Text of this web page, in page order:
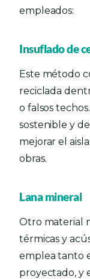
empleados:
Insuflado de
Este método
reciclada
o falsos
sostenible y
mejorar el
obras.
Lana mineral
Otro material
térmicas y
emplea tanto
proyectado, y